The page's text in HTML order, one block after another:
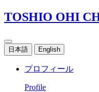
TOSHIO OHI
日本語 English
プロフィール
Profile